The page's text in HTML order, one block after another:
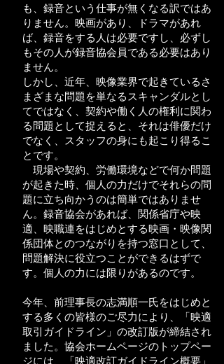
も、録音という仕事が無くなる訳ではあ
りません。映画があり、ドラマがあれ
ば、録音をする人は必要ですし、必ずし
もその人が録音協会員である必要はあり
ません。
しかし、近年、映像業界で起きているさ
まざまな問題を単なるスキャンダルとし
てではなく、契約や働く人の権利に関わ
る問題として捉えると、それは俳優だけ
でなく、スタッフの身にも起こり得るこ
とです。
現場や契約、労働環境などで何か問題
が起きた時、個人の力だけでそれらの問
題に立ち向かうのは簡単ではありませ
ん。録音協会があれば、関係省庁や映
適、映職連をはじめとする映画・映像関
係団体とのつながりを持つ窓口として、
問題解決に役立つことができるはずで
す。個人の力には限りがあるのです。
今年、前理事長の志満順一氏をはじめと
する多くの皆様のご尽力により、「映適
取引ガイドライン」の改訂版が締結され
ました。協会ホームページのトップペー
ジには、「映適改訂ガイドライン概要」